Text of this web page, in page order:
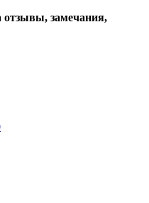
замечания,